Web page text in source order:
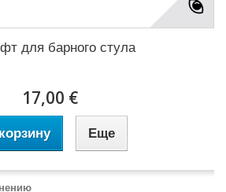
для барного стула
17,00 €
Еще